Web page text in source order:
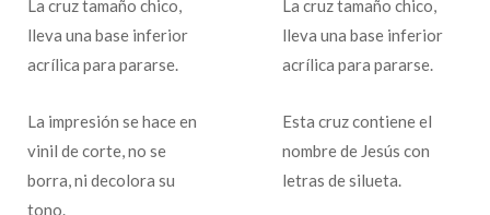
La cruz tamaño chico,
lleva una base inferior
acrílica para pararse.
La impresión se hace en
vinil de corte, no se
borra, ni decolora su
tono.
La cruz tamaño chico,
lleva una base inferior
acrílica para pararse.
Esta cruz contiene el
nombre de Jesús con
letras de silueta.